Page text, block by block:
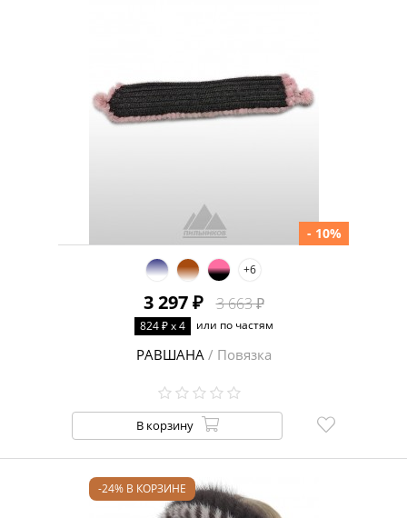
+6
3 297 ₽ 3 663 ₽
- 10%
824 ₽ x 4 или по частям
РАВШАНА / Повязка
В корзину
-24% В КОРЗИНЕ